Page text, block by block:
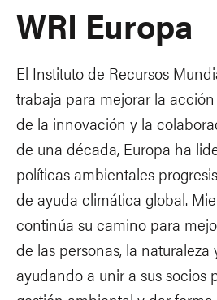
WRI Europa
El Instituto de Recursos
trabaja para mejorar la
de la innovación y la
de una década, Europa ha
políticas ambientales
de ayuda climática global.
continúa su camino para
de las personas, la naturaleza
ayudando a unir a sus socios